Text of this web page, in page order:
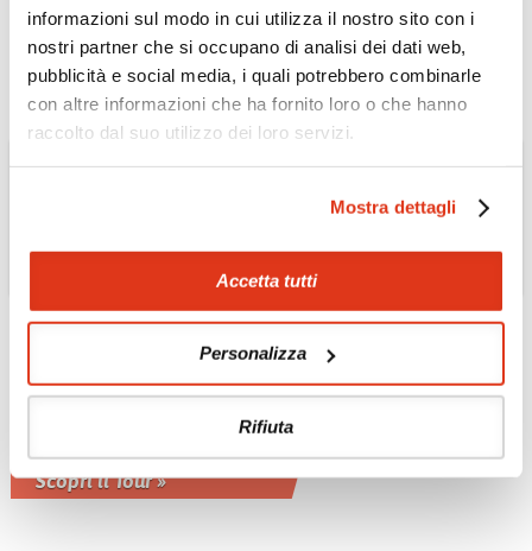
informazioni sul modo in cui utilizza il nostro sito con i
nostri partner che si occupano di analisi dei dati web,
pubblicità e social media, i quali potrebbero combinarle
con altre informazioni che ha fornito loro o che hanno
raccolto dal suo utilizzo dei loro servizi.
Mostra dettagli
Accetta tutti
Personalizza
Rifiuta
Scopri l'Escursione »
Sri Lanka luxury tour
Scopri il Tour »